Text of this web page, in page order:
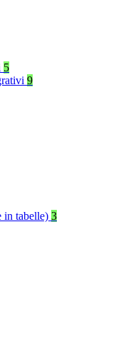
5
9
in tabelle) 3